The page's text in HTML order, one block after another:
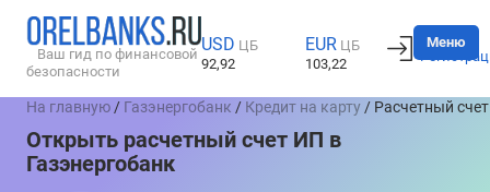
Ваш гид по финансовой
безопасности
USD ЦБ
92,92
EUR ЦБ
103,22
Вход
Меню
На главную / Газэнергобанк / Кредит на карту / Расчетный
Открыть расчетный счет ИП в
Газэнергобанк